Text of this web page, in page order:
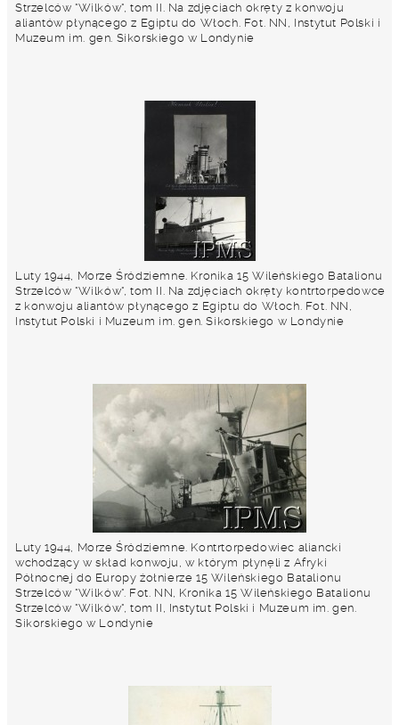
Strzelców "Wilków", tom II. Na zdjęciach okręty z konwoju
aliantów płynącego z Egiptu do Włoch. Fot. NN, Instytut Polski i
Muzeum im. gen. Sikorskiego w Londynie
Luty 1944, Morze Śródziemne. Kronika 15 Wileńskiego Batalionu
Strzelców "Wilków", tom II. Na zdjęciach okręty kontrtorpedowce
z konwoju aliantów płynącego z Egiptu do Włoch. Fot. NN,
Instytut Polski i Muzeum im. gen. Sikorskiego w Londynie
Luty 1944, Morze Śródziemne. Kontrtorpedowiec aliancki
wchodzący w skład konwoju, w którym płynęli z Afryki
Północnej do Europy żołnierze 15 Wileńskiego Batalionu
Strzelców "Wilków". Fot. NN, Kronika 15 Wileńskiego Batalionu
Strzelców "Wilków", tom II, Instytut Polski i Muzeum im. gen.
Sikorskiego w Londynie